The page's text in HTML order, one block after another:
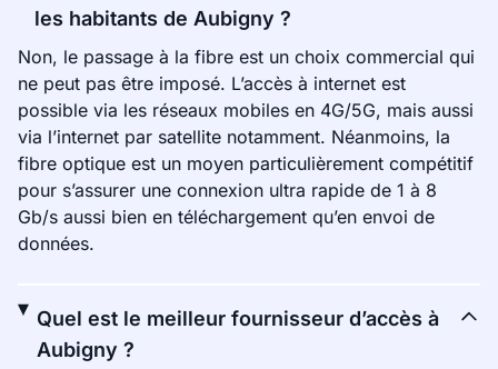
les habitants de Aubigny ?
Non, le passage à la fibre est un choix commercial qui
ne peut pas être imposé. L’accès à internet est
possible via les réseaux mobiles en 4G/5G, mais aussi
via l’internet par satellite notamment. Néanmoins, la
fibre optique est un moyen particulièrement compétitif
pour s’assurer une connexion ultra rapide de 1 à 8
Gb/s aussi bien en téléchargement qu’en envoi de
données.
Quel est le meilleur fournisseur d’accès à
Aubigny ?